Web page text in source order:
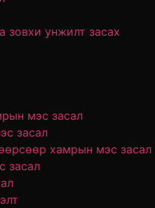
зовхи унжилт засах
мэс засал
засал
хамрын мэс засал
засал